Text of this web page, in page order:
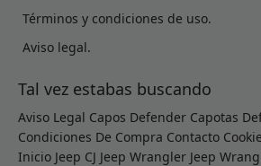
Términos y condiciones de uso.
Aviso legal.
Tal vez estabas buscando
Aviso Legal Capos Defender Capotas
Condiciones De Compra Contacto
Inicio Jeep CJ Jeep Wrangler Jeep